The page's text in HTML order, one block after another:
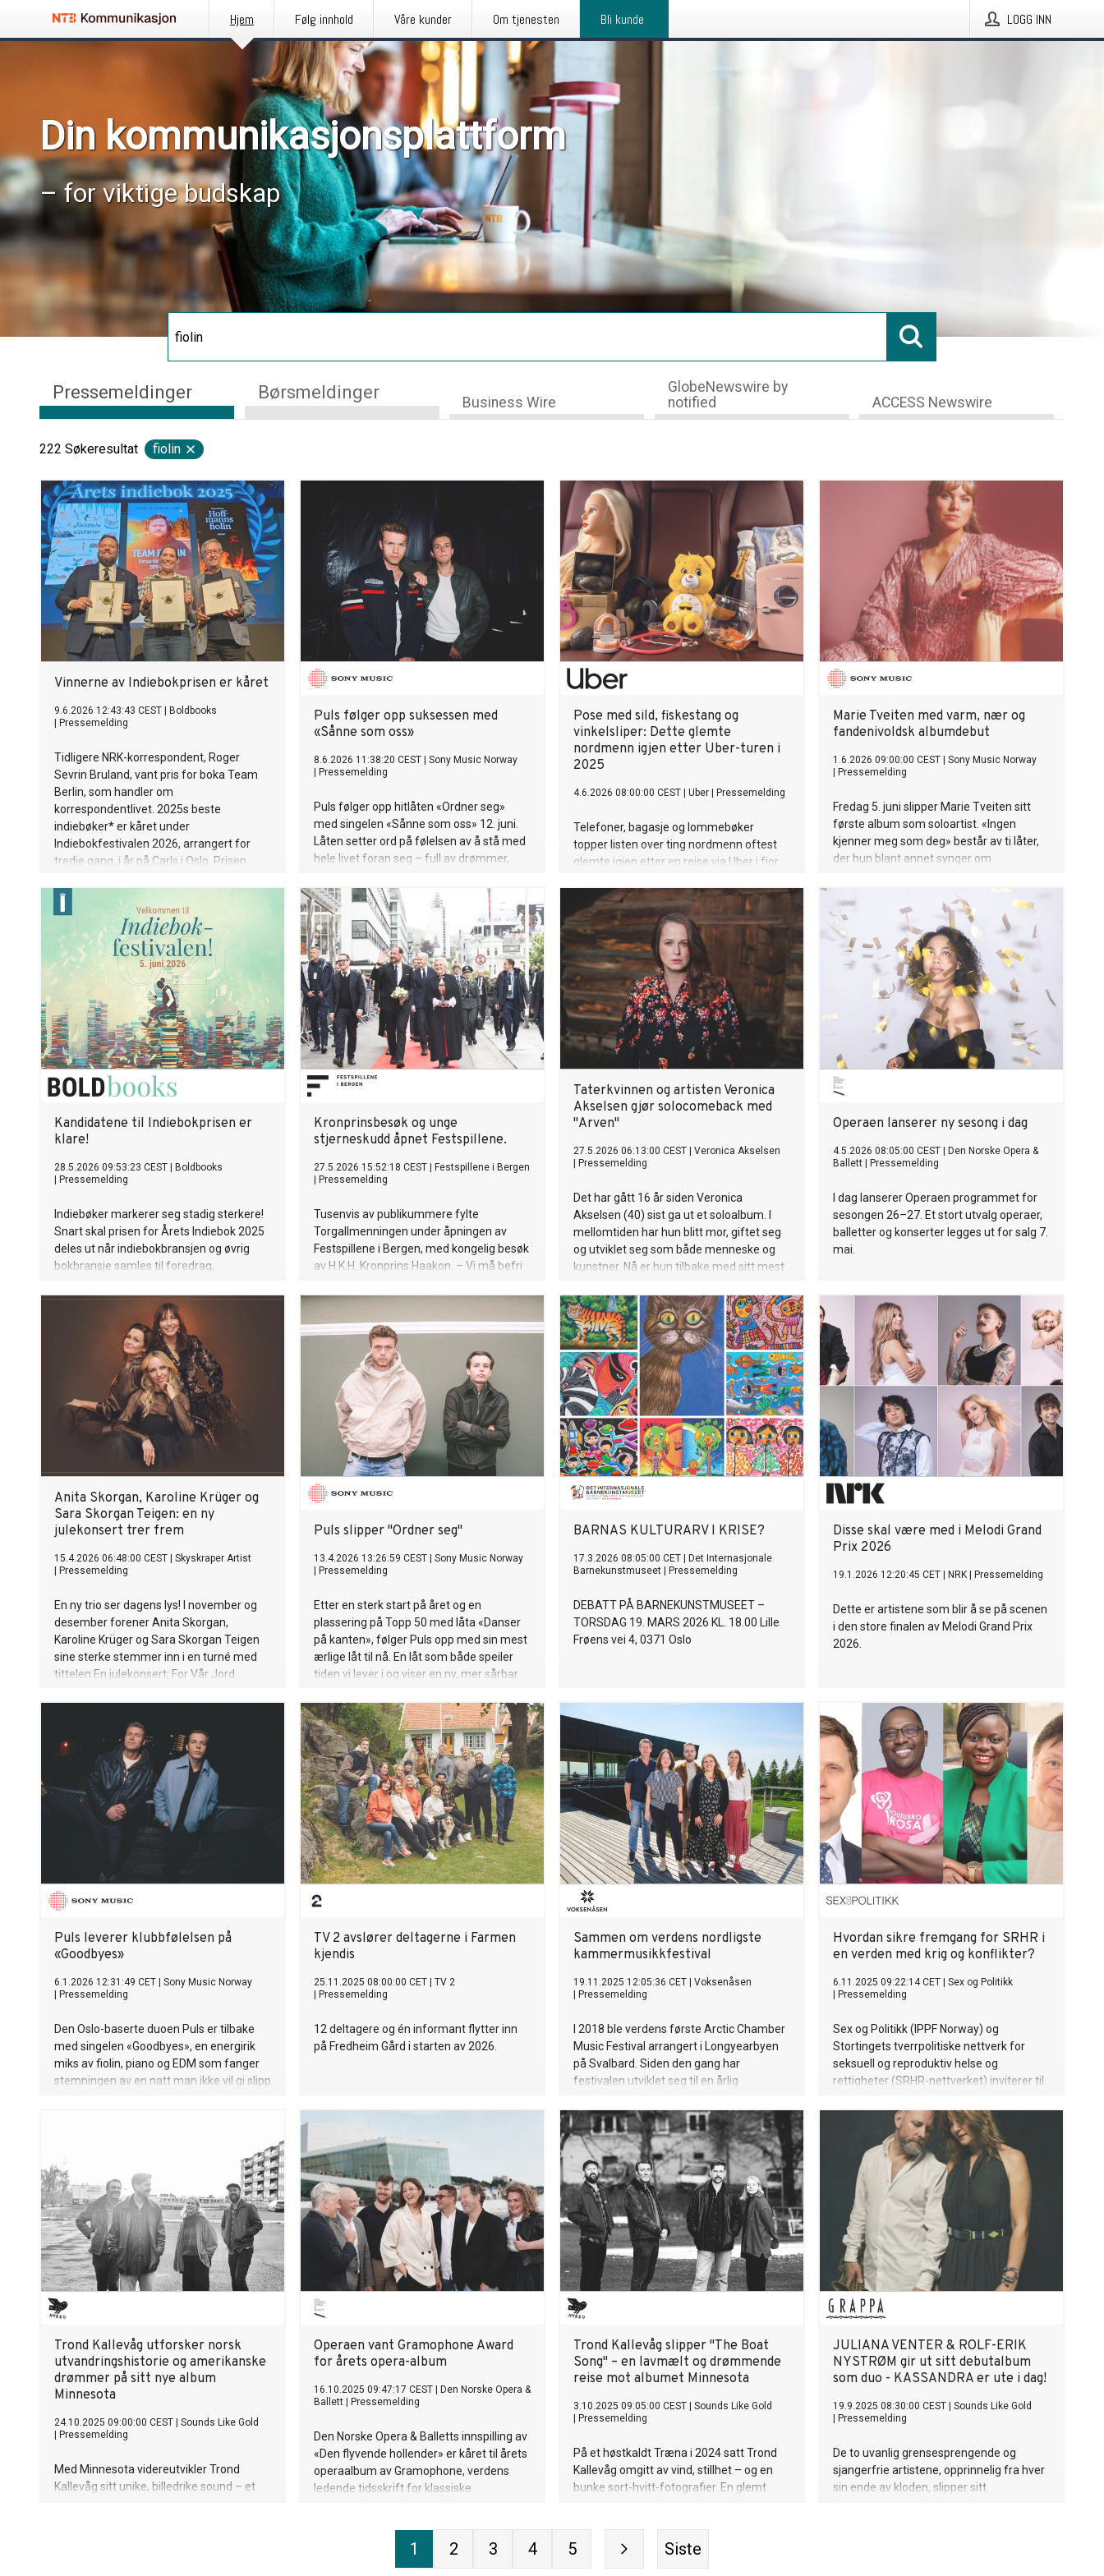
Hjem Følg innhold Våre kunder Om tjenesten Bli kunde LOGG INN
Din kommunikasjonsplattform
– for viktige budskap
Pressemeldinger Børsmeldinger Business Wire
GlobeNewswire by
notified
ACCESS Newswire
222 Søkeresultat fiolin
Vinnerne av Indiebokprisen er kåret
9.6.2026 12:43:43 CEST
Boldbooks
Pressemelding
Tidligere NRK-korrespondent, Roger
Sevrin Bruland, vant pris for boka Team
Berlin, som handler om
korrespondentlivet. 2025s beste
indiebøker* er kåret under
Indiebokfestivalen 2026, arrangert for
tredje gang, i år på Carls i Oslo. Prisen
skjønnlitteratur for voksne, sakprosa for
voksne og barne- og ungdomsbøker.
Puls følger opp suksessen med
«Sånne som oss»
8.6.2026 11:38:20 CEST
Sony Music Norway
Pressemelding
Puls følger opp hitlåten «Ordner seg»
med singelen «Sånne som oss» 12. juni.
Låten setter ord på følelsen av å stå med
hele livet foran seg – full av drømmer,
nødvendigvis å vite hvilken vei man skal
gå. Låten er et soundtrack til en
generasjon som prøver å finne sin plass,
og slippes dagen før duoen står på
scenen under VG-lista i Oslo.
Pose med sild, fiskestang og
vinkelsliper: Dette glemte
nordmenn igjen etter Uber-turen i
2025
4.6.2026 08:00:00 CEST Uber Pressemelding
Telefoner, bagasje og lommebøker
topper listen over ting nordmenn oftest
glemte igjen etter en reise via Uber i fjor.
var noe utenom det vanlige. En pose med
sild, svarte Harry Potter-briller, en
fiskestang, en grønn vinkelsliper og en
fiolin ble også meldt savnet, ifølge Uber
Lost & Found Index.
Marie Tveiten med varm, nær og
fandenivoldsk albumdebut
1.6.2026 09:00:00 CEST
Sony Music Norway
Pressemelding
Fredag 5. juni slipper Marie Tveiten sitt
første album som soloartist. «Ingen
kjenner meg som deg» består av ti låter,
der hun blant annet synger om
datingnerver – og en far som ikke klarer å
si «glad i deg».
Kandidatene til Indiebokprisen er
klare!
28.5.2026 09:53:23 CEST
Boldbooks
Pressemelding
Indiebøker markerer seg stadig sterkere!
Snart skal prisen for Årets Indiebok 2025
deles ut når indiebokbransjen og øvrig
bokbransje samles til foredrag,
Indiebokfestivalen på Carls i Oslo 5. juni.
Kronprinsbesøk og unge
stjerneskudd åpnet Festspillene.
27.5.2026 15:52:18 CEST
Festspillene i Bergen
Pressemelding
Tusenvis av publikummere fylte
Torgallmenningen under åpningen av
Festspillene i Bergen, med kongelig besøk
av H.K.H. Kronprins Haakon. – Vi må befri
sa statsminister Jonas Gahr Støre.
Taterkvinnen og artisten Veronica
Akselsen gjør solocomeback med
"Arven"
27.5.2026 06:13:00 CEST
Veronica Akselsen
Pressemelding
Det har gått 16 år siden Veronica
Akselsen (40) sist ga ut et soloalbum. I
mellomtiden har hun blitt mor, giftet seg
og utviklet seg som både menneske og
kunstner. Nå er hun tilbake med sitt mest
Operaen lanserer ny sesong i dag
4.5.2026 08:05:00 CEST
Den Norske Opera &
Ballett
Pressemelding
I dag lanserer Operaen programmet for
sesongen 26–27. Et stort utvalg operaer,
balletter og konserter legges ut for salg 7.
mai.
Anita Skorgan, Karoline Krüger og
Sara Skorgan Teigen: en ny
julekonsert trer frem
15.4.2026 06:48:00 CEST
Skyskraper Artist
Pressemelding
En ny trio ser dagens lys! I november og
desember forener Anita Skorgan,
Karoline Krüger og Sara Skorgan Teigen
sine sterke stemmer inn i en turné med
tittelen En julekonsert; For Vår Jord.
Puls slipper "Ordner seg"
13.4.2026 13:26:59 CEST
Sony Music Norway
Pressemelding
Etter en sterk start på året og en
plassering på Topp 50 med låta «Danser
på kanten», følger Puls opp med sin mest
ærlige låt til nå. En låt som både speiler
tiden vi lever i og viser en ny, mer sårbar
seg» springer ut fra en enkel, men
kraftfull tanke: Hva om alt vi bekymrer
oss for faktisk kommer til å ordne seg?
BARNAS KULTURARV I KRISE?
17.3.2026 08:05:00 CET
Det Internasjonale
Barnekunstmuseet
Pressemelding
DEBATT PÅ BARNEKUNSTMUSEET –
TORSDAG 19. MARS 2026 KL. 18.00 Lille
Frøens vei 4, 0371 Oslo
Disse skal være med i Melodi Grand
Prix 2026
19.1.2026 12:20:45 CET NRK Pressemelding
Dette er artistene som blir å se på scenen
i den store finalen av Melodi Grand Prix
2026.
Puls leverer klubbfølelsen på
«Goodbyes»
6.1.2026 12:31:49 CET
Sony Music Norway
Pressemelding
Den Oslo-baserte duoen Puls er tilbake
med singelen «Goodbyes», en energirik
miks av fiolin, piano og EDM som fanger
stemningen av en natt man ikke vil gi slipp
TV 2 avslører deltagerne i Farmen
kjendis
25.11.2025 08:00:00 CET
TV 2
Pressemelding
12 deltagere og én informant flytter inn
på Fredheim Gård i starten av 2026.
Sammen om verdens nordligste
kammermusikkfestival
19.11.2025 12:05:36 CET
Voksenåsen
Pressemelding
I 2018 ble verdens første Arctic Chamber
Music Festival arrangert i Longyearbyen
på Svalbard. Siden den gang har
festivalen utviklet seg til en årlig
internasjonale artister og
oppmerksomhet. Nå styrker Arktisk
Filharmoni samarbeidet med Voksenåsen
for å utvikle festivalen videre.
Hvordan sikre fremgang for SRHR i
en verden med krig og konflikter?
6.11.2025 09:22:14 CET
Sex og Politikk
Pressemelding
Sex og Politikk (IPPF Norway) og
Stortingets tverrpolitiske nettverk for
seksuell og reproduktiv helse og
rettigheter (SRHR-nettverket) inviterer til
Trond Kallevåg utforsker norsk
utvandringshistorie og amerikanske
drømmer på sitt nye album
Minnesota
24.10.2025 09:00:00 CEST
Sounds Like Gold
Pressemelding
Med Minnesota videreutvikler Trond
Kallevåg sitt unike, billedrike sound – et
Operaen vant Gramophone Award
for årets opera-album
16.10.2025 09:47:17 CEST
Den Norske Opera &
Ballett
Pressemelding
Den Norske Opera & Balletts innspilling av
«Den flyvende hollender» er kåret til årets
operaalbum av Gramophone, verdens
ledende tidsskrift for klassiske
Trond Kallevåg slipper "The Boat
Song" – en lavmælt og drømmende
reise mot albumet Minnesota
3.10.2025 09:05:00 CEST
Sounds Like Gold
Pressemelding
På et høstkaldt Træna i 2024 satt Trond
Kallevåg omgitt av vind, stillhet – og en
bunke sort-hvitt-fotografier. En glemt
Kallevågs kommende album Minnesota.
JULIANA VENTER & ROLF-ERIK
NYSTRØM gir ut sitt debutalbum
som duo - KASSANDRA er ute i dag!
19.9.2025 08:30:00 CEST
Sounds Like Gold
Pressemelding
De to uvanlig grensesprengende og
sjangerfrie artistene, opprinnelig fra hver
sin ende av kloden, slipper sitt
1 2 3 4 5 Siste